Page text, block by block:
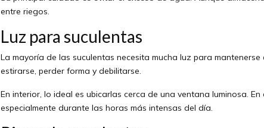
entre riegos.
Luz para suculentas
La mayoría de las suculentas necesita mucha luz para
estirarse, perder forma y debilitarse.
En interior, lo ideal es ubicarlas cerca de una ventana luminosa.
especialmente durante las horas más intensas del día.